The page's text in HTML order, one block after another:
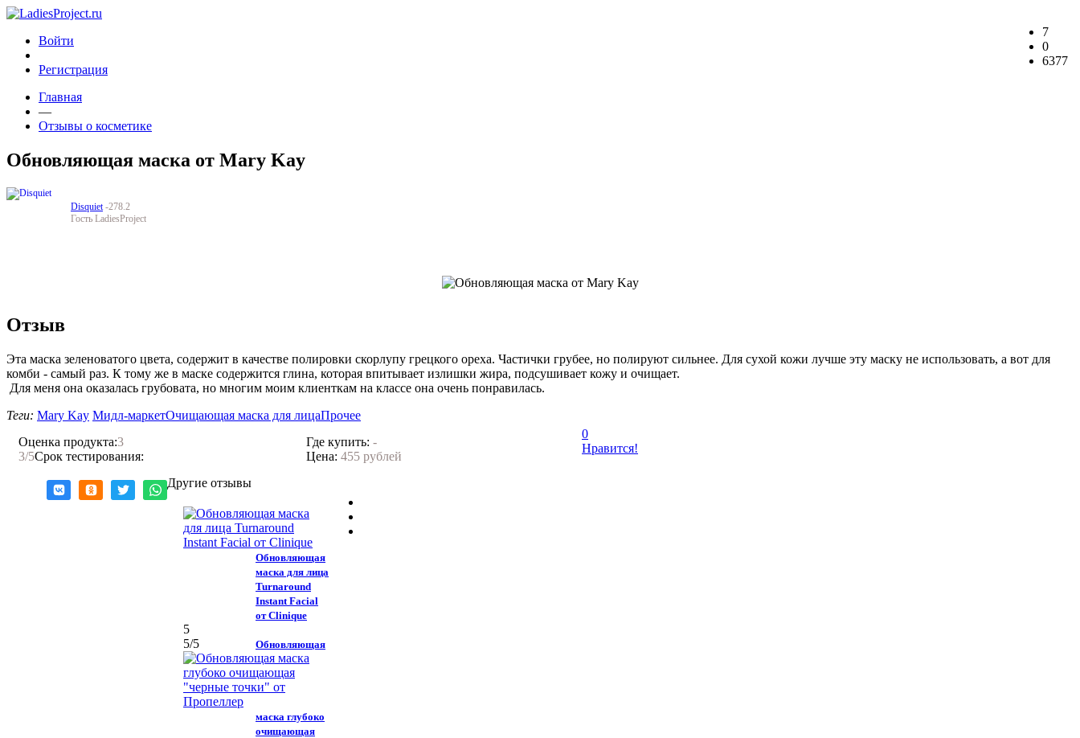
Войти
Регистрация
Главная
—
Отзывы о косметике
Обновляющая маска от Mary Kay
Disquiet -278.2
Гость LadiesProject
7
0
6377
Отзыв
Эта маска зеленоватого цвета, содержит в качестве полировки скорлупу грецкого ореха. Частички грубее, но полируют сильнее. Для сухой кожи лучше эту маску не использовать, а вот для
комби - самый раз. К тому же в маске содержится глина, которая впитывает излишки жира, подсушивает кожу и очищает.
Для меня она оказалась грубовата, но многим моим клиенткам на классе она очень понравилась.
Теги: Mary Kay Мидл-маркетОчищающая маска для лицаПрочее
Оценка продукта:3
3/5Срок тестирования:
Где купить: -
Цена: 455 рублей
0
Нравится!
Другие отзывы
Обновляющая
маска для лица
Turnaround
Instant Facial
от Clinique
5
5/5 Обновляющая
маска глубоко
очищающая